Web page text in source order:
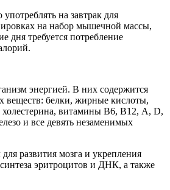
на завтрак для
на набор мышечной массы,
дня требуется потребление
энергией. В них содержится
веществ: белки, жирные кислоты,
витамины В6, В12, А, D,
и все девять незаменимых
развития мозга и укрепления
эритроцитов и ДНК, а также